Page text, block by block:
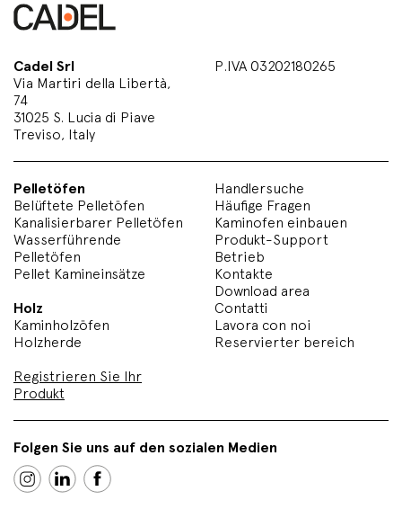
Cadel Srl
Via Martiri della Libertà,
74
31025 S. Lucia di Piave
Treviso, Italy
P.IVA 03202180265
Pelletöfen
Belüftete Pelletöfen
Kanalisierbarer Pelletöfen
Wasserführende
Pelletöfen
Pellet Kamineinsätze
Holz
Kaminholzöfen
Holzherde
Registrieren Sie Ihr
Produkt
Handlersuche
Häufige Fragen
Kaminofen einbauen
Produkt-Support
Betrieb
Kontakte
Download area
Contatti
Lavora con noi
Reservierter bereich
Folgen Sie uns auf den sozialen Medien